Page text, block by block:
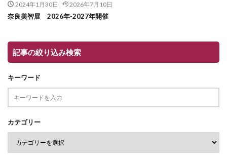
2024年1月30日 2026年7月10日
奈良美智展 2026年-2027年開催
記事の絞り込み検索
キーワード
カテゴリー